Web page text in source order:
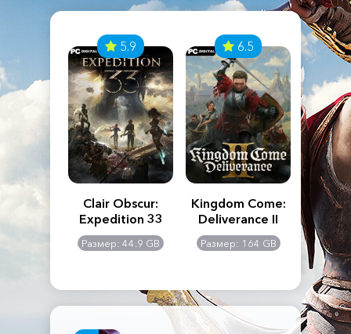
Creed
5.9
Clair Obscur:
Expedition 33
Размер: 44.9 GB
6.5
Kingdom Come:
Deliverance II
Размер: 164 GB
The